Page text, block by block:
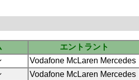
エントラント
Vodafone McLaren Mercedes
Vodafone McLaren Mercedes